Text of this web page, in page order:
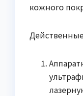
кожного